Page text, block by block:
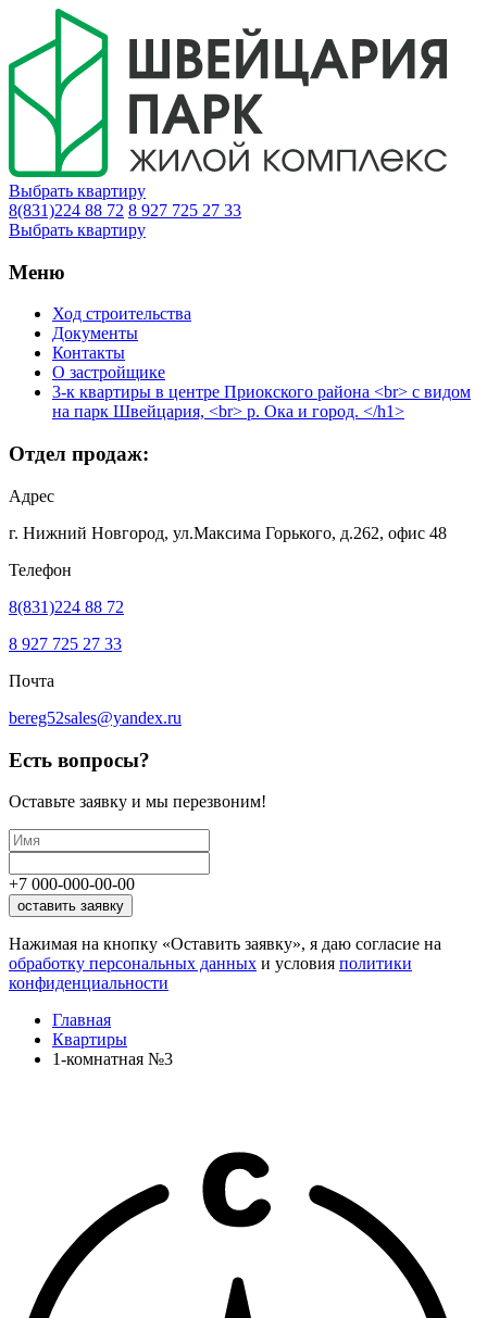
Выбрать квартиру
8(831)224 88 72 8 927 725 27 33
Выбрать квартиру
Меню
Ход строительства
Документы
Контакты
О застройщике
3-к квартиры в центре Приокского района <br> с видом
на парк Швейцария, <br> р. Ока и город. </h1>
Отдел продаж:
Адрес
г. Нижний Новгород, ул.Максима Горького, д.262, офис 48
Телефон
8(831)224 88 72
8 927 725 27 33
Почта
bereg52sales@yandex.ru
Есть вопросы?
Оставьте заявку и мы перезвоним!
+7 000-000-00-00
оставить заявку
Нажимая на кнопку «Оставить заявку», я даю согласие на
обработку персональных данных и условия политики
конфиденциальности
Главная
Квартиры
1-комнатная №3